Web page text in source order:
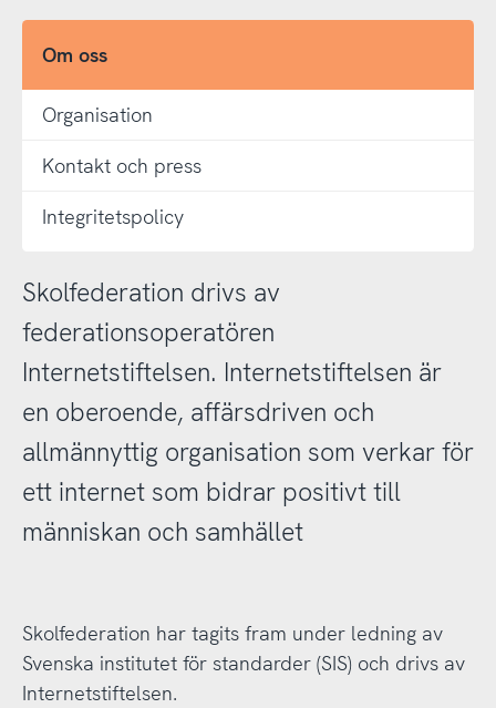
Om oss
Organisation
Kontakt och press
Integritetspolicy
Skolfederation drivs av
federationsoperatören
Internetstiftelsen. Internetstiftelsen är
en oberoende, affärsdriven och
allmännyttig organisation som verkar för
ett internet som bidrar positivt till
människan och samhället
Skolfederation har tagits fram under ledning av
Svenska institutet för standarder (SIS) och drivs av
Internetstiftelsen.